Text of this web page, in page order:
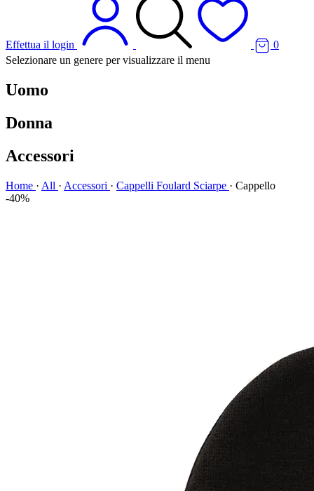
Effettua il login
0
Selezionare un genere per visualizzare il menu
Uomo
Donna
Accessori
Home · All · Accessori · Cappelli Foulard Sciarpe · Cappello
-40%